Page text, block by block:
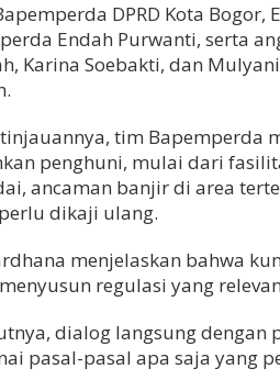
DPRD Kota
Endah Purwanti, serta
Karina Soebakti, dan
tim Bapemperda
penghuni, mulai dari
ancaman banjir di area
dikaji ulang.
menjelaskan bahwa
regulasi yang
dialog langsung dengan
pasal-pasal apa saja yang